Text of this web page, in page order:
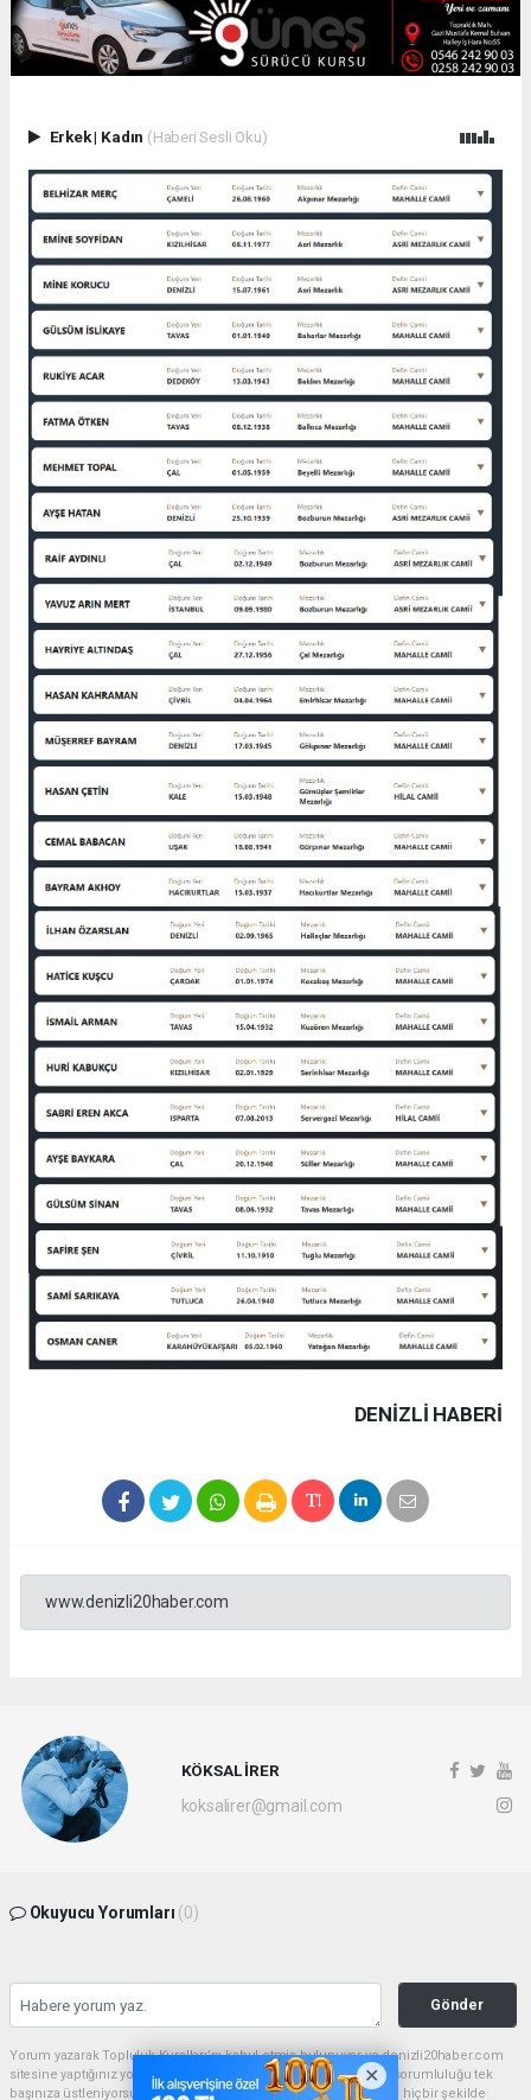
Erkek| Kadın (Haberi Sesli Oku)
DENIZLI HABERİ
www.denizli20haber.com
KÖKSAL İRER
koksalirer@gmail.com
Okuyucu Yorumları (0)
Gönder
Yorum yazarak Topluluk Kuralları’nı kabul etmiş bulunuyor ve denizli20haber.com
sitesine yaptığınız yorumunuzla ilgili doğrudan veya dolaylı tüm sorumluluğu tek
başınıza üstleniyorsunuz. Yazılan tüm yorumlardan site yönetimi hiçbir şekilde